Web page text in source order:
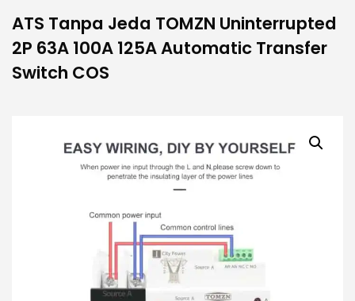
ATS Tanpa Jeda TOMZN Uninterrupted
2P 63A 100A 125A Automatic Transfer
Switch COS